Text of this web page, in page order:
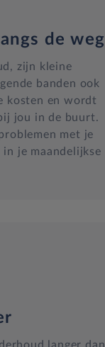
de weg
zijn kleine
banden ook
kosten en wordt
jou in de buurt.
met je
je maandelijkse
langer dan